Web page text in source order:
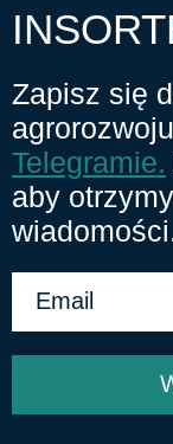
Zapisz się
Telegramie.
aby